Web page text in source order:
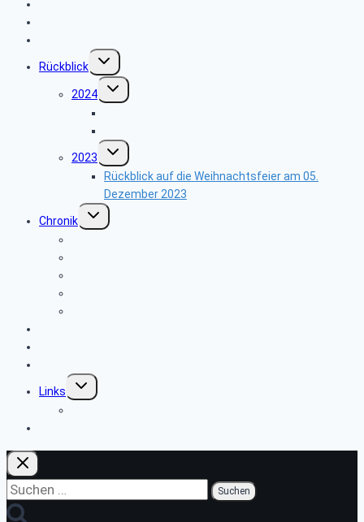
Rückblick
Untermenü
umschalten
2024
Untermenü
umschalten
2023
Untermenü
umschalten
Rückblick auf die Weihnachtsfeier am 05.
Dezember 2023
Chronik
Untermenü
umschalten
Links
Untermenü
umschalten
Suchen
nach: